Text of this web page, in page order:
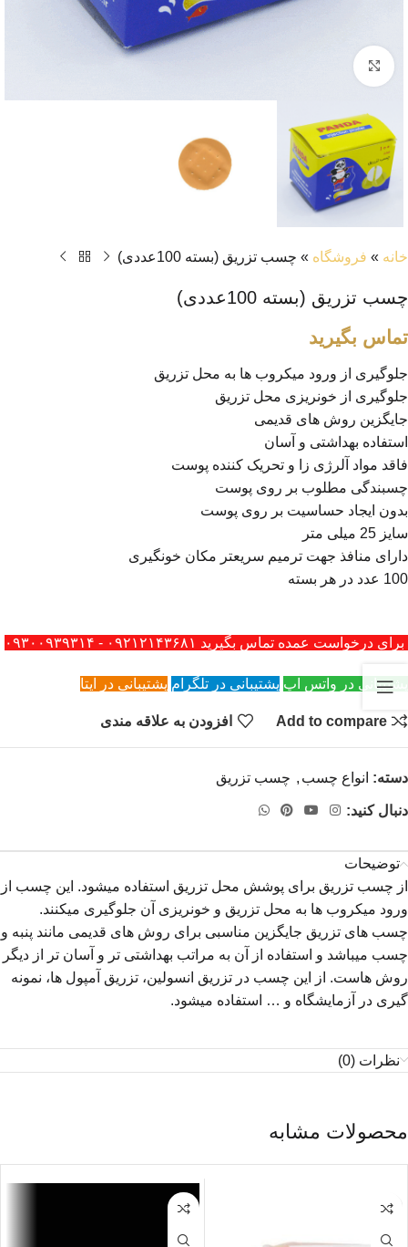
بزرگنمایی تصویر
خانه » فروشگاه » چسب تزریق (بسته 100عددی)
چسب تزریق (بسته 100عددی)
تماس بگیرید
جلوگیری از ورود میکروب ها به محل تزریق
جلوگیری از خونریزی محل تزریق
جایگزین روش های قدیمی
استفاده بهداشتی و آسان
فاقد مواد آلرژی زا و تحریک کننده پوست
چسبندگی مطلوب بر روی پوست
بدون ایجاد حساسیت بر روی پوست
سایز 25 میلی متر
دارای منافذ جهت ترمیم سریعتر مکان خونگیری
100 عدد در هر بسته
برای درخواست عمده تماس بگیرید ۰۹۲۱۲۱۴۳۶۸۱ - ۰۹۳۰۰۹۳۹۳۱۴
پشتیبانی در واتس اپ پشتیبانی در تلگرام پشتیبانی در ایتا
Add to compare افزودن به علاقه مندی
دسته: انواع چسب , چسب تزریق
دنبال کنید:
توضیحات
از چسب تزریق برای پوشش محل تزریق استفاده میشود. این چسب از
ورود میکروب ها به محل تزریق و خونریزی آن جلوگیری میکنند.
چسب های تزریق جایگزین مناسبی برای روش های قدیمی مانند پنبه و
چسب میباشد و استفاده از آن به مراتب بهداشتی تر و آسان تر از دیگر
روش هاست. از این چسب در تزریق انسولین، تزریق آمپول ها، نمونه
گیری در آزمایشگاه و … استفاده میشود.
نظرات (0)
محصولات مشابه